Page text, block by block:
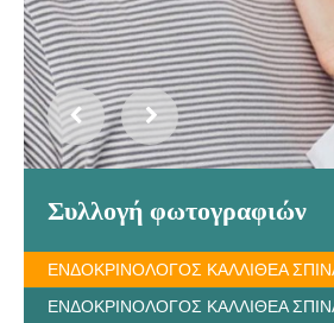
Συλλογή φωτογραφιών
ΕΝΔΟΚΡΙΝΟΛΟΓΟΣ ΚΑΛΛΙΘΕΑ
ΕΝΔΟΚΡΙΝΟΛΟΓΟΣ ΚΑΛΛΙΘΕΑ